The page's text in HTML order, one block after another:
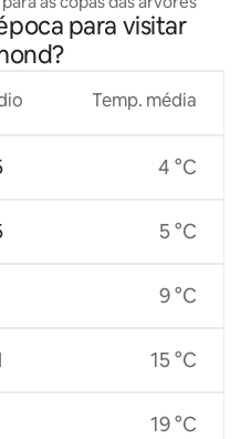
para visitar
Temp. média
4 °C
5 °C
9 °C
15 °C
19 °C